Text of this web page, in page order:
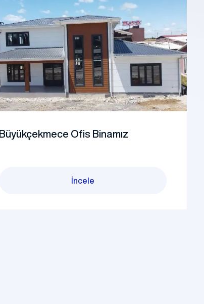
Büyükçekmece Ofis Binamız
İncele